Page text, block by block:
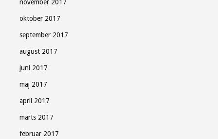
november 2017
oktober 2017
september 2017
august 2017
juni 2017
maj 2017
april 2017
marts 2017
februar 2017